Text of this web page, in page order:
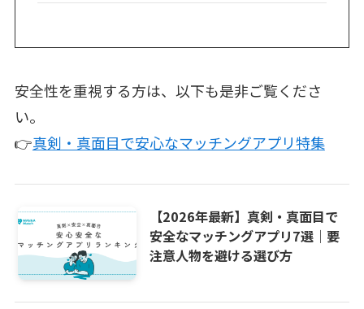
安全性を重視する方は、以下も是非ご覧くださ
い。
👉真剣・真面目で安心なマッチングアプリ特集
【2026年最新】真剣・真面目で
安全なマッチングアプリ7選｜要
注意人物を避ける選び方